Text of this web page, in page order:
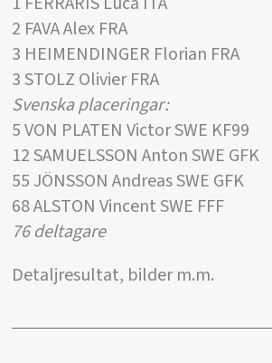
2 FAVA Alex FRA
3 HEIMENDINGER Florian FRA
3 STOLZ Olivier FRA
Svenska placeringar:
5 VON PLATEN Victor SWE KF99
12 SAMUELSSON Anton SWE GFK
55 JÖNSSON Andreas SWE GFK
68 ALSTON Vincent SWE FFF
76 deltagare
Detaljresultat, bilder m.m.